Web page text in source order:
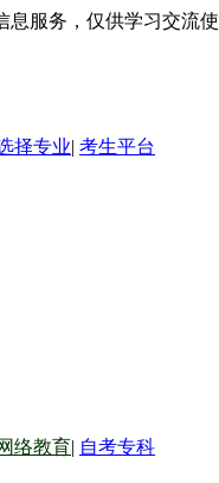
服务，仅供学习交流
择专业| 考生平台
络教育| 自考专科